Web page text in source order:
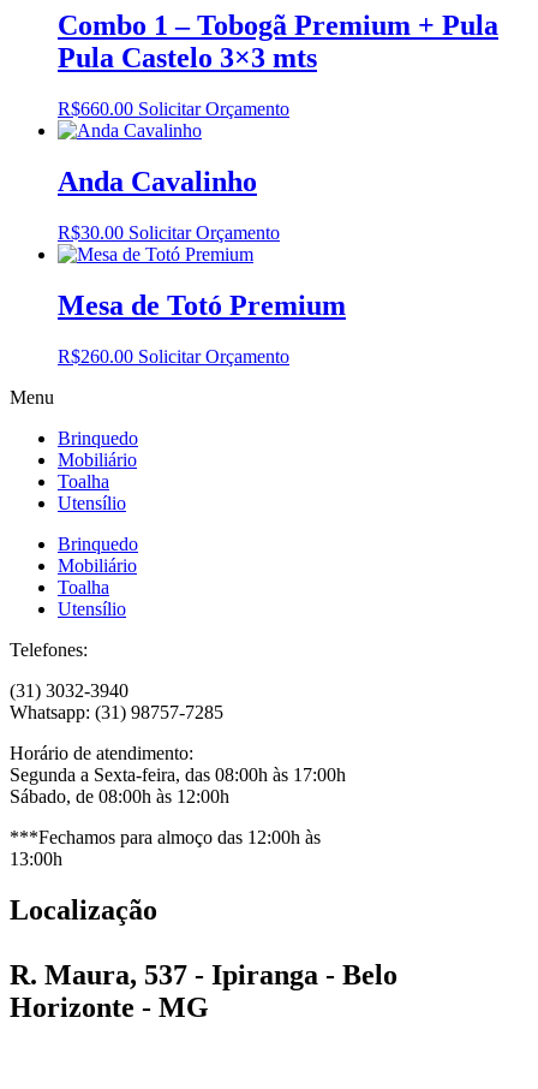
Combo 1 – Tobogã Premium + Pula
Pula Castelo 3×3 mts
R$660.00 Solicitar Orçamento
Anda Cavalinho
R$30.00 Solicitar Orçamento
Mesa de Totó Premium
R$260.00 Solicitar Orçamento
Menu
Brinquedo
Mobiliário
Toalha
Utensílio
Brinquedo
Mobiliário
Toalha
Utensílio
Telefones:
(31) 3032-3940
Whatsapp: (31) 98757-7285
Horário de atendimento:
Segunda a Sexta-feira, das 08:00h às 17:00h
Sábado, de 08:00h às 12:00h
***Fechamos para almoço das 12:00h às
13:00h
Localização
R. Maura, 537 - Ipiranga - Belo
Horizonte - MG